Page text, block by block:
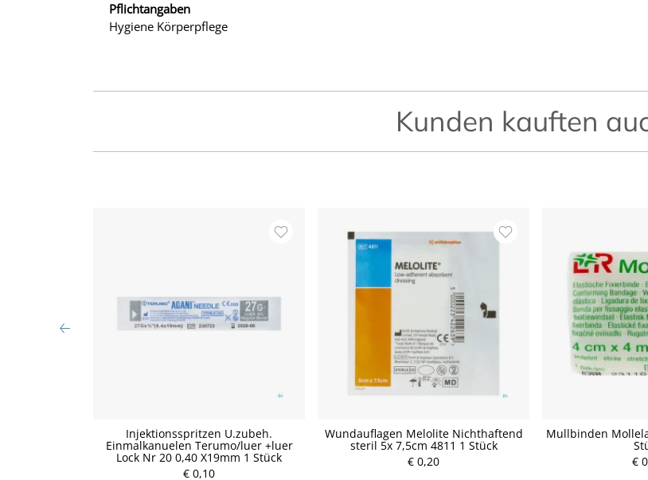
Pflichtangaben
Hygiene Körperpflege
Kunden kauften
Injektionsspritzen U.zubeh.
Einmalkanuelen Terumo/luer +luer
Lock Nr 20 0,40 X19mm 1 Stück
€ 0,10
Wundauflagen Melolite Nichthaftend
steril 5x 7,5cm 4811 1 Stück
€ 0,20
Mullbinden
€
P
r
P